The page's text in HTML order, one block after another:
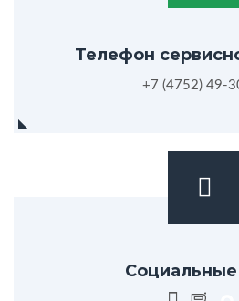
Телефон
+7 (4752) 49-
Социальные